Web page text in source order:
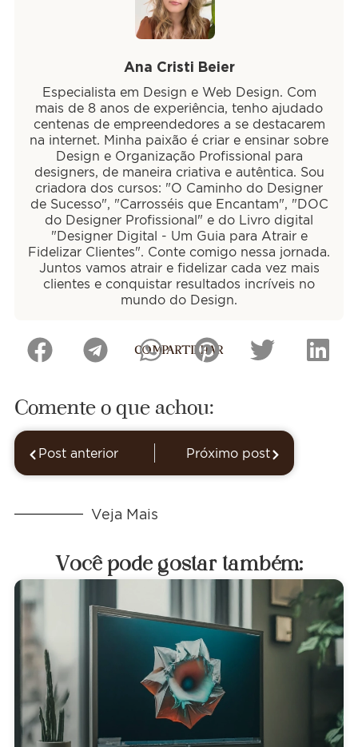
Ana Cristi Beier
Especialista em Design e Web Design. Com
mais de 8 anos de experiência, tenho ajudado
centenas de empreendedores a se destacarem
na internet. Minha paixão é criar e ensinar sobre
Design e Organização Profissional para
designers, de maneira criativa e autêntica. Sou
criadora dos cursos: "O Caminho do Designer
de Sucesso", "Carrosséis que Encantam", "DOC
do Designer Profissional" e do Livro digital
"Designer Digital - Um Guia para Atrair e
Fidelizar Clientes". Conte comigo nessa jornada.
Juntos vamos atrair e fidelizar cada vez mais
clientes e conquistar resultados incríveis no
mundo do Design.
COMPARTILHAR
Comente o que achou:
Post anterior Próximo post
Veja Mais
Você pode gostar também: